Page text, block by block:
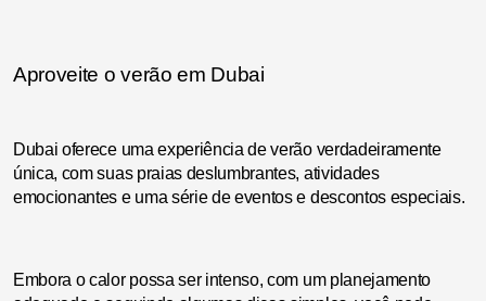
Aproveite o verão em Dubai
Dubai oferece uma experiência de verão verdadeiramente
única, com suas praias deslumbrantes, atividades
emocionantes e uma série de eventos e descontos especiais.
Embora o calor possa ser intenso, com um planejamento